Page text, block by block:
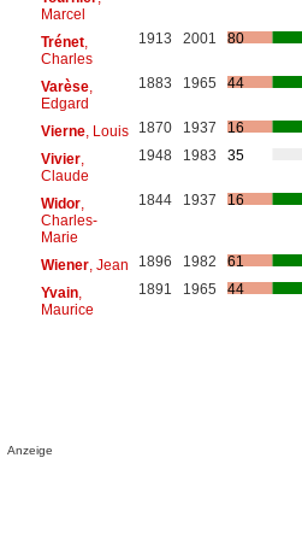
Marcel
Trénet,
Charles
1913 2001 80
Varèse,
Edgard
1883 1965 44
Vierne, Louis 1870 1937
16
Vivier,
Claude
1948 1983 35
Widor,
Charles-
Marie
1844 1937 16
Wiener, Jean 1896 1982
61
Yvain,
Maurice
1891 1965 44
Anzeige